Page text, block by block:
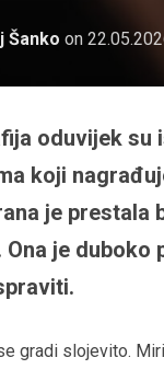
Šanko on
oduvijek su
koji
je prestala
je duboko
gradi slojevito.